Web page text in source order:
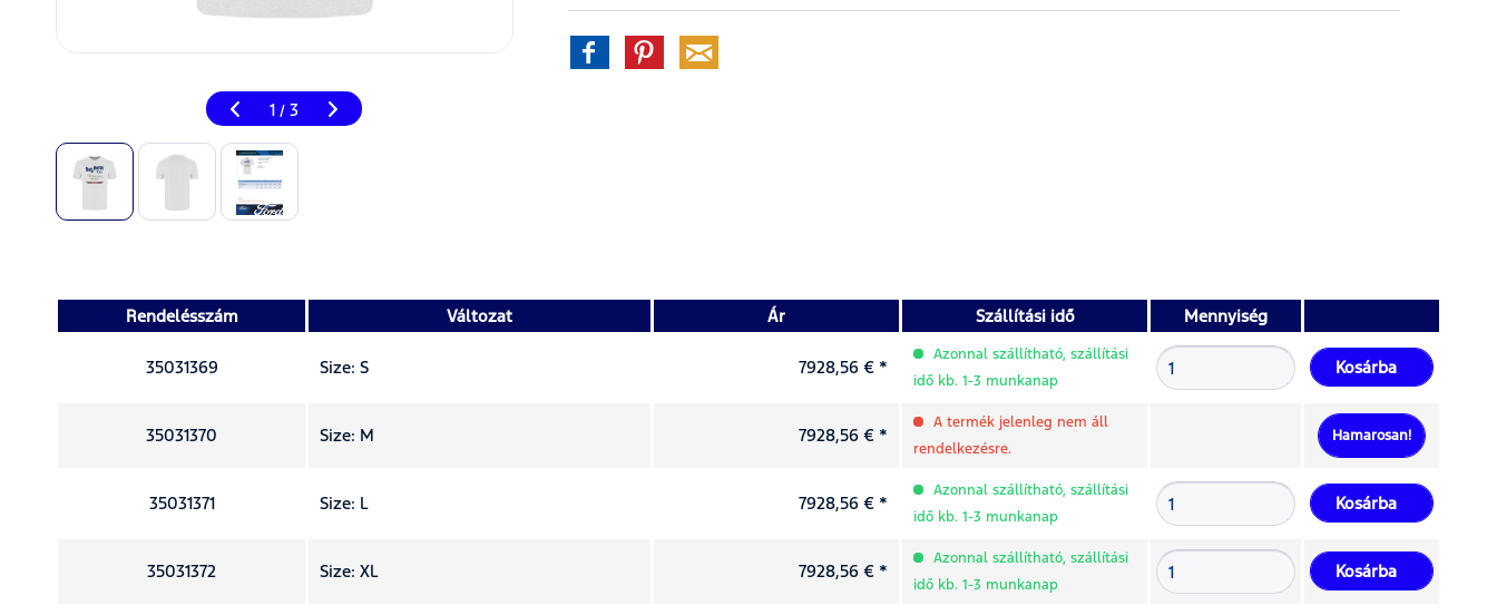
1 / 3
Rendelésszám Változat Ár Szállítási idő Mennyiség
35031369 Size: S 7928,56 € *
Azonnal szállítható, szállítási
idő kb. 1-3 munkanap
Kosárba
35031370 Size: M 7928,56 € *
A termék jelenleg nem áll
rendelkezésre.
Hamarosan!
35031371 Size: L 7928,56 € *
Azonnal szállítható, szállítási
idő kb. 1-3 munkanap
Kosárba
35031372 Size: XL 7928,56 € *
Azonnal szállítható, szállítási
idő kb. 1-3 munkanap
Kosárba